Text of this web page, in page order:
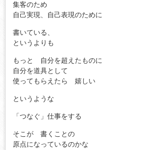
集客のため
自己実現、自己表現のために
書いている、
というよりも
もっと 自分を超えたものに
自分を道具として
使ってもらえたら 嬉しい
というような
「つなぐ」仕事をする
そこが 書くことの
原点になっているのかな